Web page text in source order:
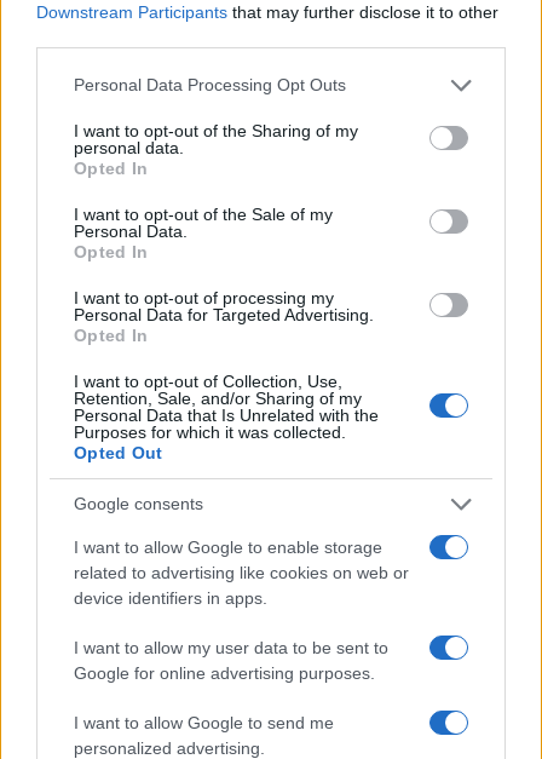
Downstream Participants that may further disclose it to other
Please note that this website/app uses one or more Google
not limited to your visit or usage behaviour. You may click to
grant or deny consent to Google and its third-party tags to
use your data for below specified purposes in below Google
consent section.
Personal Data Processing Opt Outs
I want to opt-out of the Sharing of my
personal data.
Opted In
I want to opt-out of the Sale of my
Personal Data.
Opted In
I want to opt-out of processing my
Personal Data for Targeted Advertising.
Opted In
I want to opt-out of Collection, Use,
Retention, Sale, and/or Sharing of my
Personal Data that Is Unrelated with the
Purposes for which it was collected.
Opted Out
Google consents
I want to allow Google to enable storage
related to advertising like cookies on web or
device identifiers in apps.
I want to allow my user data to be sent to
Google for online advertising purposes.
I want to allow Google to send me
personalized advertising.
La biografía de Chad Boyce que había muerto…
GENTE
Hijo de Javier Gutiérrez: un campeón con
capacidades especiales
El hijo del actor Javier Gutiérrez, es Mateo,…